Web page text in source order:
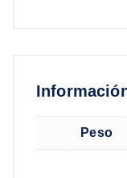
Peso